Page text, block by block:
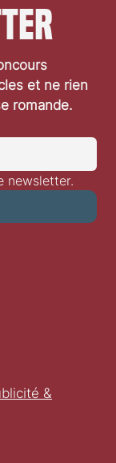
et ne rien
romande.
newsletter.
&